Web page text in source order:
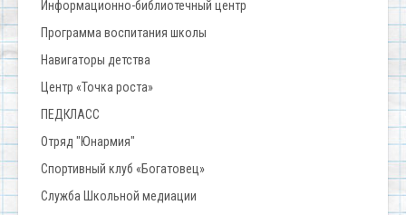
Информационно-библиотечный центр
Программа воспитания школы
Навигаторы детства
Центр «Точка роста»
ПЕДКЛАСС
Отряд "Юнармия"
Спортивный клуб «Богатовец»
Служба Школьной медиации